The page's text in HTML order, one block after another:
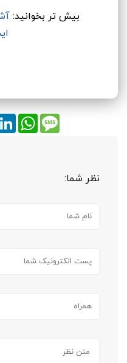
بیش تر بخوانید:
WhatsAppMessage
نظر شما: